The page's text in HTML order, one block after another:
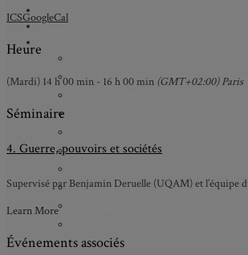
BIBLIOTHÈQUE
LECTURES
CINÉ-HISTOIRE – La femme à la
CINÉ-HISTOIRE – Sous l’œil de
CINÉ-HISTOIRE – Le 18e siècle à
ICSGoogleCal
Heure
(Mardi) 14 h 00 min - 16 h 00 min (GMT+02:00) Paris
Séminaire
4. Guerre, pouvoirs et sociétés
Supervisé par Benjamin Deruelle (UQAM) et l’équipe
Learn More
Événements associés